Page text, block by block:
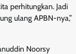
perhitungkan. Jadi
ulang APBN-nya,”
Noorsy